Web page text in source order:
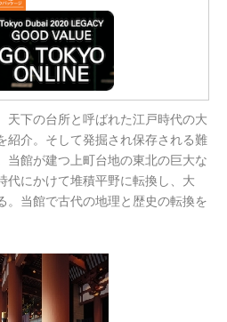
天下の台所と呼ばれた江戸時代の大
紹介。そして発掘され保存される難
当館が建つ上町台地の東北の巨大な
代にかけて堆積平野に転換し、大
。当館で古代の地理と歴史の転換を